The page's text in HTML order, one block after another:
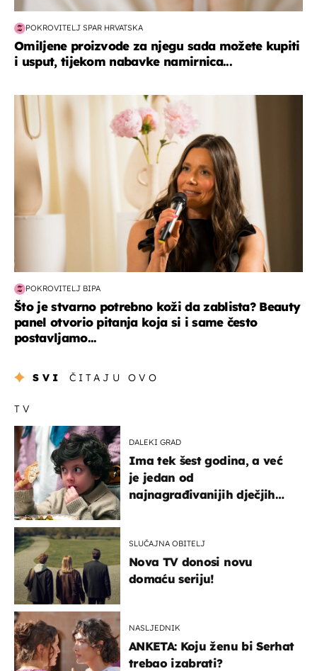
POKROVITELJ SPAR HRVATSKA
Omiljene proizvode za njegu sada možete kupiti
i usput, tijekom nabavke namirnica...
moda & ljepota
POKROVITELJ BIPA
Što je stvarno potrebno koži da zablista? Beauty
panel otvorio pitanja koja si i same često
postavljamo...
SVI ČITAJU OVO
TV
DALEKI GRAD
Ima tek šest godina, a već
je jedan od
najnagrađivanijih dječjih
SLUČAJNA OBITELJ
Nova TV donosi novu
domaću seriju!
NASLJEDNIK
ANKETA: Koju ženu bi Serhat
trebao izabrati?